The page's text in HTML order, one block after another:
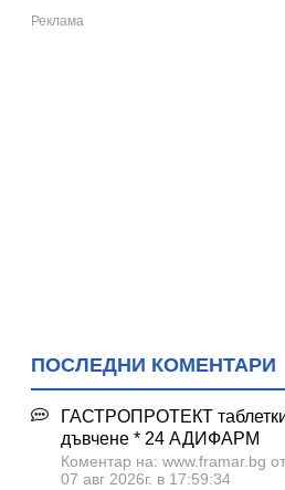
ПОСЛЕДНИ КОМЕНТАРИ
ГАСТРОПРОТЕКТ
дъвчене * 24 АДИФАРМ
Коментар на: www.framar.bg
07 авг 2026г. в 17:59:34